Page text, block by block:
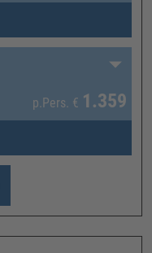
p.Pers. € 1.359